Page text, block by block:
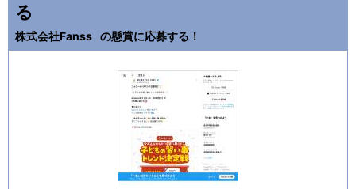
る
株式会社Fanss の懸賞に応募する！